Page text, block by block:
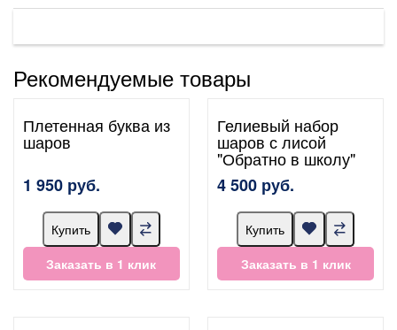
Рекомендуемые товары
Плетенная буква из
шаров
1 950 руб.
Купить
Заказать в 1 клик
Гелиевый набор
шаров с лисой
"Обратно в школу"
4 500 руб.
Купить
Заказать в 1 клик